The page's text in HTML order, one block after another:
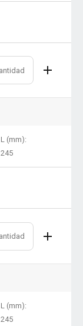
L (mm):
245
L (mm):
245